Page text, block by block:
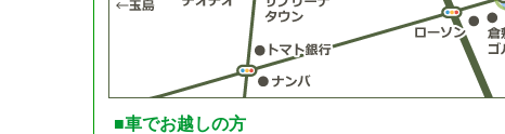
■車でお越しの方